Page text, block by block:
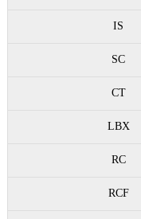
IS
SC
CT
LBX
RC
RCF